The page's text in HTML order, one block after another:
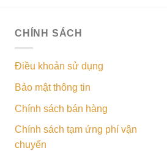
CHÍNH SÁCH
Điều khoản sử dụng
Bảo mật thông tin
Chính sách bán hàng
Chính sách tạm ứng phí vận
chuyển